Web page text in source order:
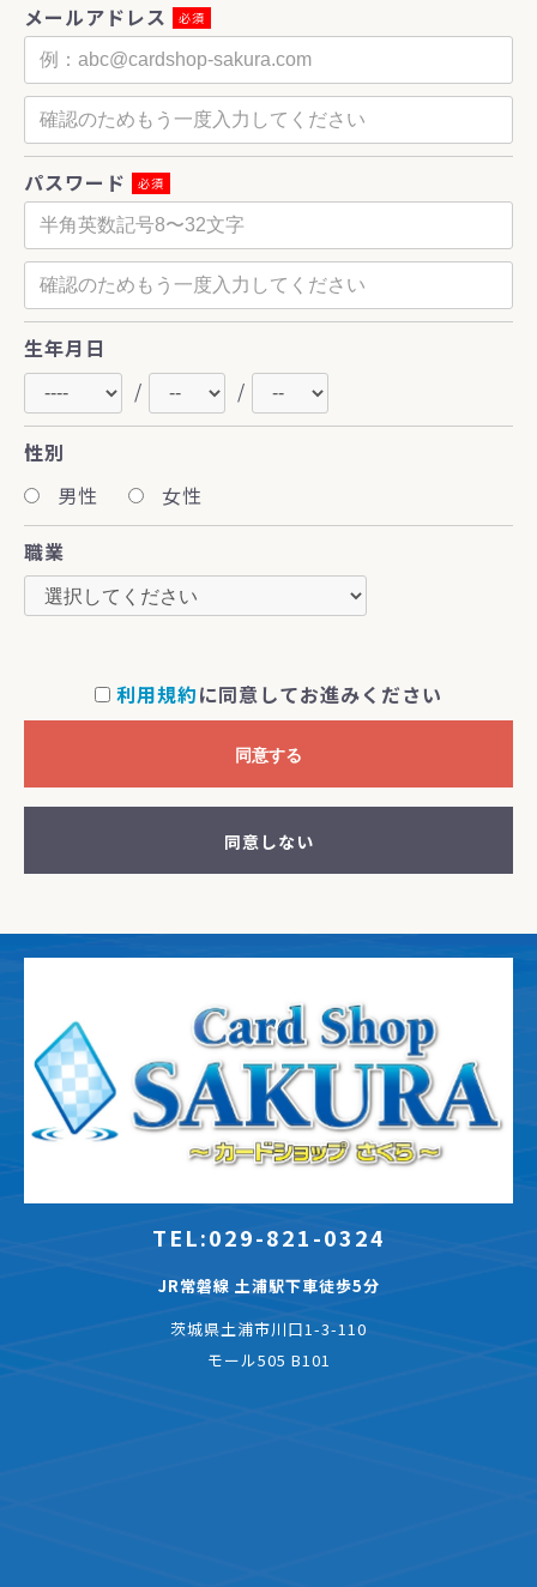
メールアドレス 必須
パスワード 必須
生年月日
/
/
性別
男性
女性
職業
利用規約に同意してお進みください
同意する
同意しない
TEL:029-821-0324
JR常磐線 土浦駅下車徒歩5分
茨城県土浦市川口1-3-110
モール505 B101